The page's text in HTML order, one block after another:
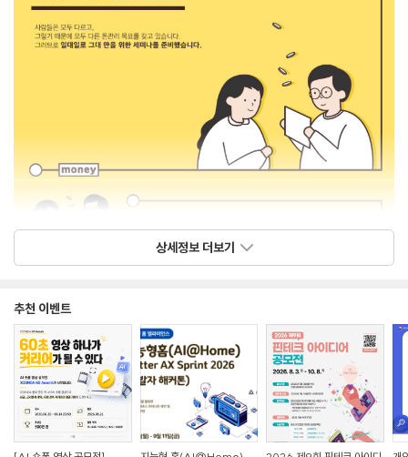
상세정보 더보기
추천 이벤트